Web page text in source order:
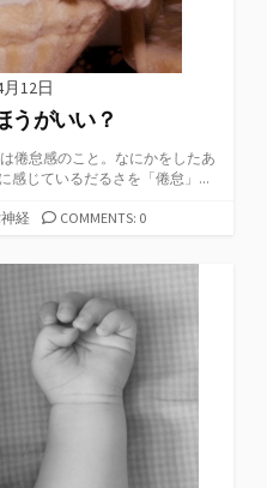
12日
うがいい？
倦怠感のこと。なにかをしたあ
感じているだるさを「倦怠」...
経 COMMENTS: 0